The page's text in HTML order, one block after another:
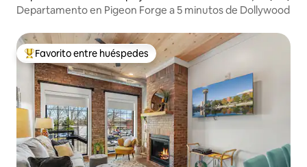
eon Forge
Departamento en Pigeon Forge a 5 minutos de Dollywood
Favorito entre los huéspedes más destacados
Favorito entre huéspedes